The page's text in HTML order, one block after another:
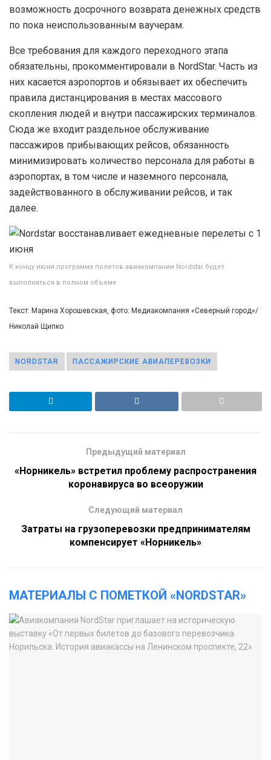
возможность досрочного возврата денежных средств
по пока неиспользованным ваучерам.
Все требования для каждого переходного этапа
обязательны, прокомментировали в NordStar. Часть из
них касается аэропортов и обязывает их обеспечить
правила дистанцирования в местах массового
скопления людей и внутри пассажирских терминалов.
Сюда же входит раздельное обслуживание
пассажиров прибывающих рейсов, обязанность
минимизировать количество персонала для работы в
аэропортах, в том числе и наземного персонала,
задействованного в обслуживании рейсов, и так
далее.
К концу июня программа полетов авиакомпании Nordstar будет
выполняться в полном объеме
Текст: Марина Хорошевская, фото: Медиакомпания «Северный город»/
Николай Щипко
NORDSTAR ПАССАЖИРСКИЕ АВИАПЕРЕВОЗКИ
Предыдущий материал
«Норникель» встретил проблему распространения
коронавируса во всеоружии
Следующий материал
Затраты на грузоперевозки предпринимателям
компенсирует «Норникель»
МАТЕРИАЛЫ С ПОМЕТКОЙ «NORDSTAR»